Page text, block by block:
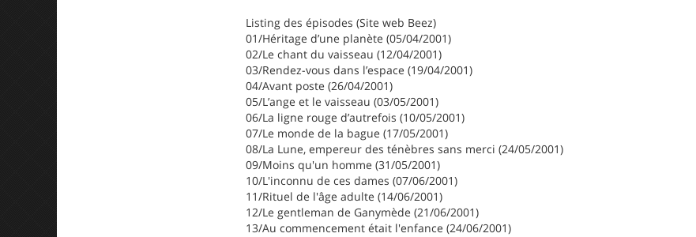
Listing des épisodes (Site web Beez)
01/Héritage d’une planète (05/04/2001)
02/Le chant du vaisseau (12/04/2001)
03/Rendez-vous dans l’espace (19/04/2001)
04/Avant poste (26/04/2001)
05/L’ange et le vaisseau (03/05/2001)
06/La ligne rouge d’autrefois (10/05/2001)
07/Le monde de la bague (17/05/2001)
08/La Lune, empereur des ténèbres sans merci (24/05/2001)
09/Moins qu'un homme (31/05/2001)
10/L'inconnu de ces dames (07/06/2001)
11/Rituel de l'âge adulte (14/06/2001)
12/Le gentleman de Ganymède (21/06/2001)
13/Au commencement était l'enfance (24/06/2001)